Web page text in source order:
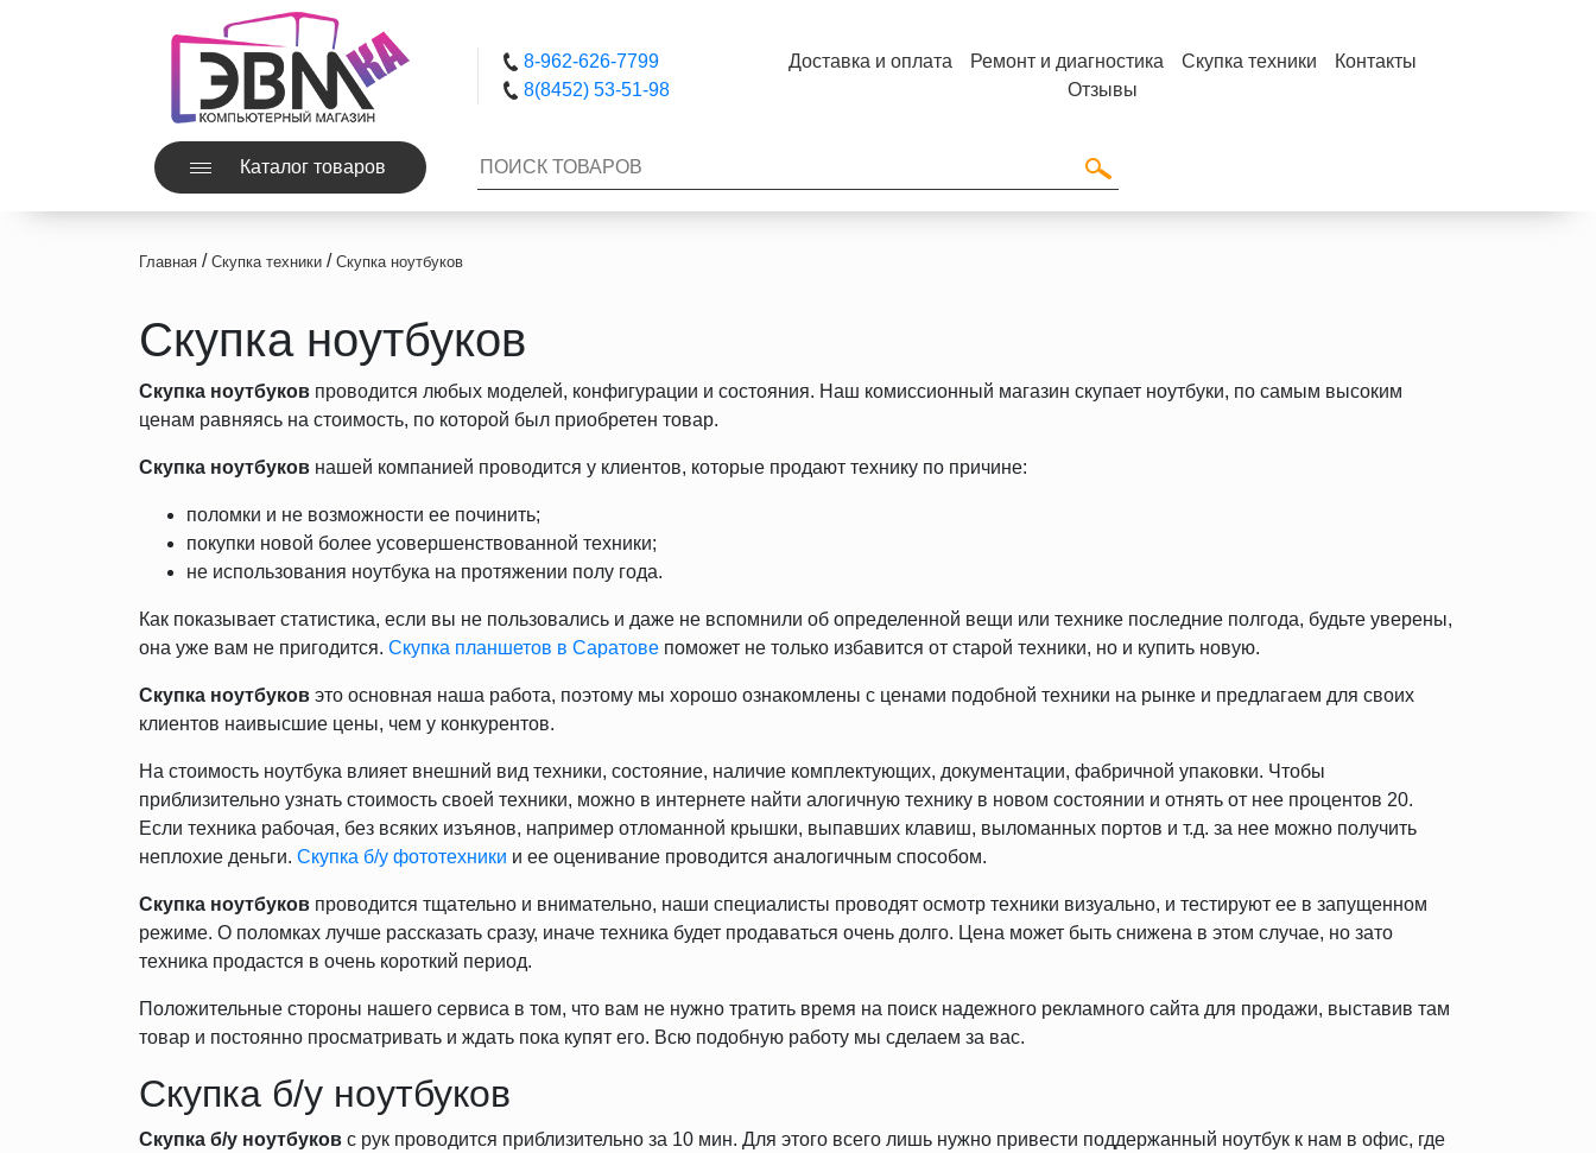
Каталог товаров
8-962-626-7799
8(8452) 53-51-98
Доставка и оплата Ремонт и диагностика Скупка техники
Контакты
Отзывы
Главная / Скупка техники / Скупка ноутбуков
Скупка ноутбуков
Скупка ноутбуков проводится любых моделей, конфигурации и состояния. Наш комиссионный магазин скупает ноутбуки, по самым высоким
ценам равняясь на стоимость, по которой был приобретен товар.
Скупка ноутбуков нашей компанией проводится у клиентов, которые продают технику по причине:
поломки и не возможности ее починить;
покупки новой более усовершенствованной техники;
не использования ноутбука на протяжении полу года.
Как показывает статистика, если вы не пользовались и даже не вспомнили об определенной вещи или технике последние полгода, будьте уверены,
она уже вам не пригодится. Скупка планшетов в Саратове поможет не только избавится от старой техники, но и купить новую.
Скупка ноутбуков это основная наша работа, поэтому мы хорошо ознакомлены с ценами подобной техники на рынке и предлагаем для своих
клиентов наивысшие цены, чем у конкурентов.
На стоимость ноутбука влияет внешний вид техники, состояние, наличие комплектующих, документации, фабричной упаковки. Чтобы
приблизительно узнать стоимость своей техники, можно в интернете найти алогичную технику в новом состоянии и отнять от нее процентов 20.
Если техника рабочая, без всяких изъянов, например отломанной крышки, выпавших клавиш, выломанных портов и т.д. за нее можно получить
неплохие деньги. Скупка б/у фототехники и ее оценивание проводится аналогичным способом.
Скупка ноутбуков проводится тщательно и внимательно, наши специалисты проводят осмотр техники визуально, и тестируют ее в запущенном
режиме. О поломках лучше рассказать сразу, иначе техника будет продаваться очень долго. Цена может быть снижена в этом случае, но зато
техника продастся в очень короткий период.
Положительные стороны нашего сервиса в том, что вам не нужно тратить время на поиск надежного рекламного сайта для продажи, выставив там
товар и постоянно просматривать и ждать пока купят его. Всю подобную работу мы сделаем за вас.
Скупка б/у ноутбуков
Скупка б/у ноутбуков с рук проводится приблизительно за 10 мин. Для этого всего лишь нужно привести поддержанный ноутбук к нам в офис, где